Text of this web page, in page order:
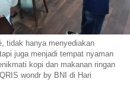
tidak hanya menyediakan
juga menjadi tempat nyaman
kopi dan makanan ringan
wondr by BNI di Hari